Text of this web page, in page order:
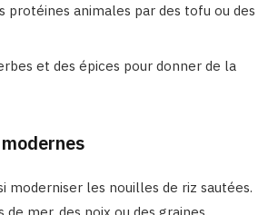
protéines animales par des tofu ou des
et des épices pour donner de la
moderniser les nouilles de riz sautées.